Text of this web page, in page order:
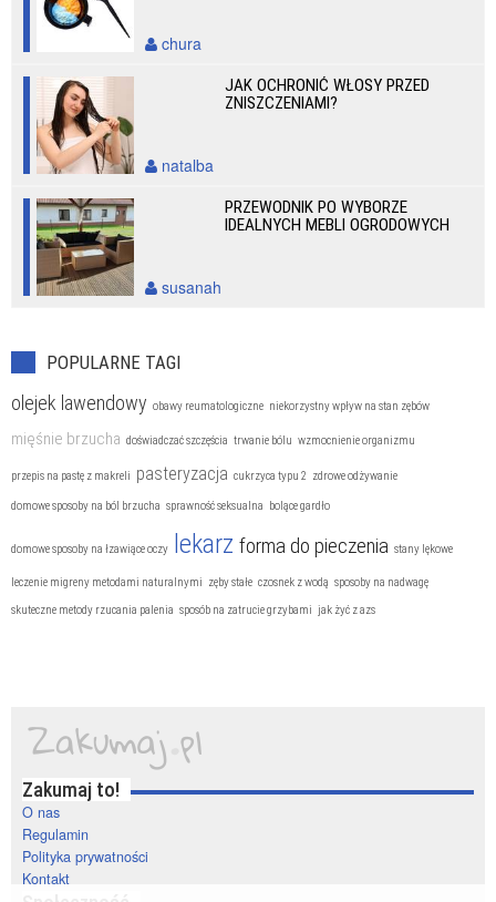
chura
JAK OCHRONIĆ WŁOSY PRZED
ZNISZCZENIAMI?
natalba
PRZEWODNIK PO WYBORZE
IDEALNYCH MEBLI OGRODOWYCH
susanah
POPULARNE TAGI
olejek lawendowy obawy reumatologiczne niekorzystny wpływ na stan zębów
mięśnie brzucha doświadczać szczęścia trwanie bólu wzmocnienie organizmu
przepis na pastę z makreli pasteryzacja cukrzyca typu 2 zdrowe odżywanie
domowe sposoby na ból brzucha sprawność seksualna bolące gardło
domowe sposoby na łzawiące oczy lekarz forma do pieczenia stany lękowe
leczenie migreny metodami naturalnymi zęby stałe czosnek z wodą sposoby na nadwagę
skuteczne metody rzucania palenia sposób na zatrucie grzybami jak żyć z azs
Zakumaj to!
O nas
Regulamin
Polityka prywatności
Kontakt